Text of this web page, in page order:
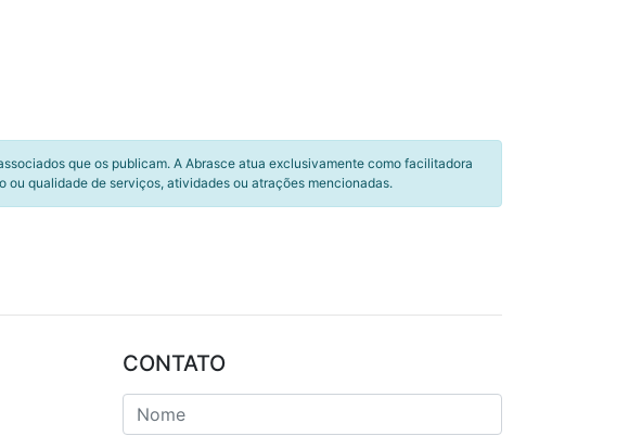
que os publicam. A Abrasce atua exclusivamente como facilitadora
qualidade de serviços, atividades ou atrações mencionadas.
CONTATO